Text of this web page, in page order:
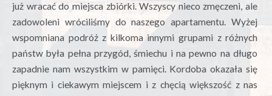
już wracać do miejsca zbiórki. Wszyscy nieco zmęczeni, ale
zadowoleni wróciliśmy do naszego apartamentu. Wyżej
wspomniana podróż z kilkoma innymi grupami z różnych
państw była pełna przygód, śmiechu i na pewno na długo
zapadnie nam wszystkim w pamięci. Kordoba okazała się
pięknym i ciekawym miejscem i z chęcią większość z nas